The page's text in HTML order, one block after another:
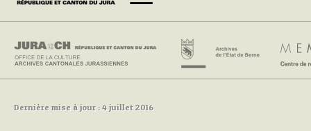
Dernière mise à jour : 4 juillet 2016